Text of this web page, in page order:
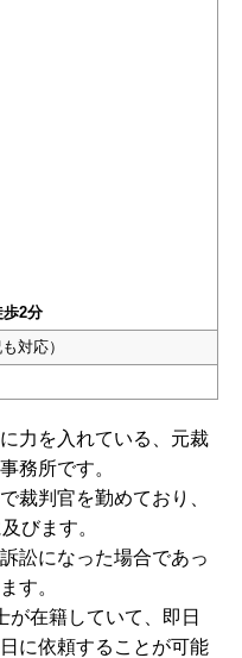
2分
対応）
力を入れている、元裁
務所です。
裁判官を勤めており、
びます。
訟になった場合であっ
す。
が在籍していて、即日
に依頼することが可能